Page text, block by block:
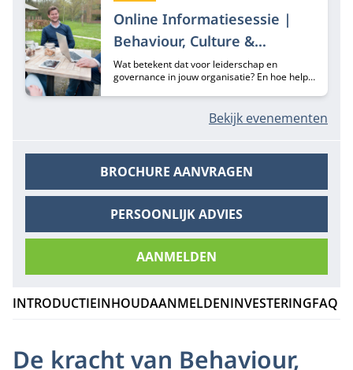
Online Informatiesessie |
Behaviour, Culture &
Governance - september
Wat betekent dat voor leiderschap en
governance in jouw organisatie? En hoe helpt
contextgevoelig op te sturen?Bekijk evenementen
BROCHURE AANVRAGEN
PERSOONLIJK ADVIES
AANMELDEN
INTRODUCTIEINHOUDAANMELDENINVESTERINGFAQ
De kracht van Behaviour,